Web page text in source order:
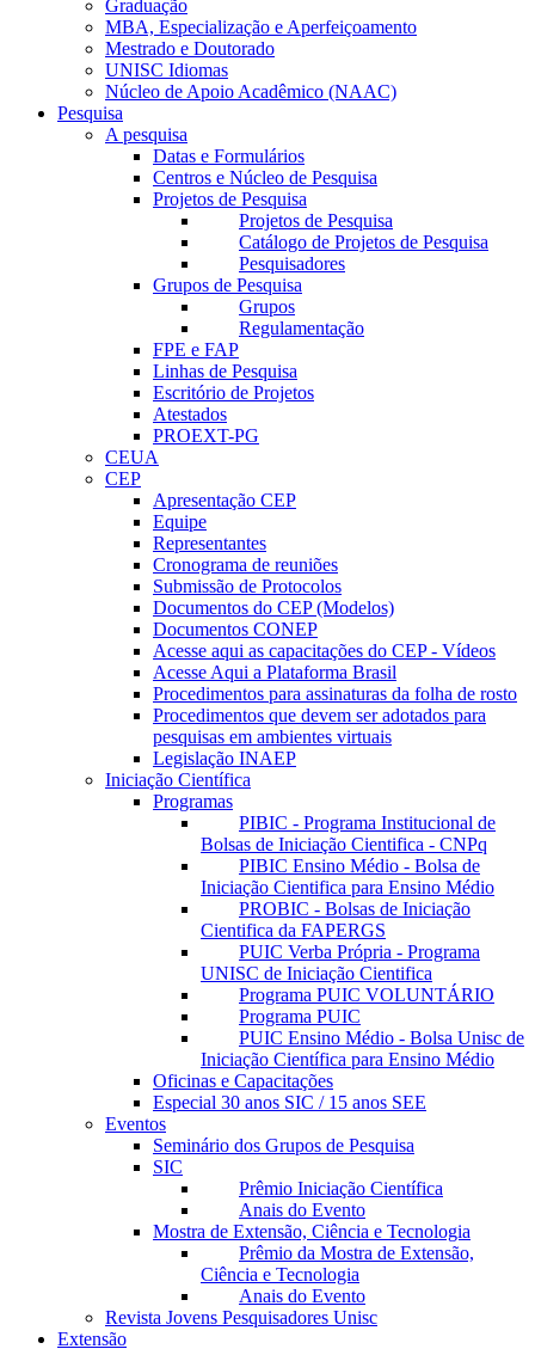
Graduação
MBA, Especialização e Aperfeiçoamento
Mestrado e Doutorado
UNISC Idiomas
Núcleo de Apoio Acadêmico (NAAC)
Pesquisa
A pesquisa
Datas e Formulários
Centros e Núcleo de Pesquisa
Projetos de Pesquisa
Projetos de Pesquisa
Catálogo de Projetos de Pesquisa
Pesquisadores
Grupos de Pesquisa
Grupos
Regulamentação
FPE e FAP
Linhas de Pesquisa
Escritório de Projetos
Atestados
PROEXT-PG
CEUA
CEP
Apresentação CEP
Equipe
Representantes
Cronograma de reuniões
Submissão de Protocolos
Documentos do CEP (Modelos)
Documentos CONEP
Acesse aqui as capacitações do CEP - Vídeos
Acesse Aqui a Plataforma Brasil
Procedimentos para assinaturas da folha de rosto
Procedimentos que devem ser adotados para
pesquisas em ambientes virtuais
Legislação INAEP
Iniciação Científica
Programas
PIBIC - Programa Institucional de
Bolsas de Iniciação Cientifica - CNPq
PIBIC Ensino Médio - Bolsa de
Iniciação Cientifica para Ensino Médio
PROBIC - Bolsas de Iniciação
Cientifica da FAPERGS
PUIC Verba Própria - Programa
UNISC de Iniciação Cientifica
Programa PUIC VOLUNTÁRIO
Programa PUIC
PUIC Ensino Médio - Bolsa Unisc de
Iniciação Científica para Ensino Médio
Oficinas e Capacitações
Especial 30 anos SIC / 15 anos SEE
Eventos
Seminário dos Grupos de Pesquisa
SIC
Prêmio Iniciação Científica
Anais do Evento
Mostra de Extensão, Ciência e Tecnologia
Prêmio da Mostra de Extensão,
Ciência e Tecnologia
Anais do Evento
Revista Jovens Pesquisadores Unisc
Extensão